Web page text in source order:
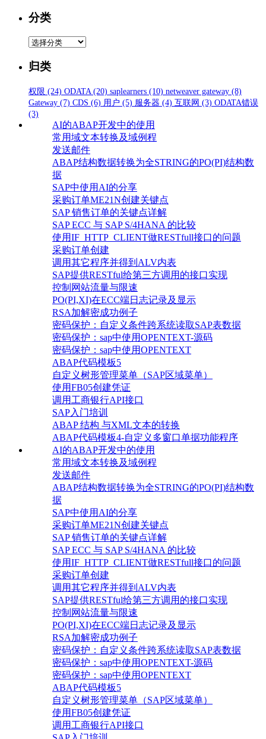
分类
分
归类
权限 (24) ODATA (20) saplearners (10) netweaver gateway (8)
Gateway (7) CDS (6) 用户 (5) 服务器 (4) 互联网 (3) ODATA错误
(3)
AI的ABAP开发中的使用
常用域文本转换及域例程
发送邮件
ABAP结构数据转换为全STRING的PO(PI)结构数
据
SAP中使用AI的分享
采购订单ME21N创建关键点
SAP 销售订单的关键点详解
SAP ECC 与 SAP S/4HANA 的比较
使用IF_HTTP_CLIENT做RESTfull接口的问题
采购订单创建
调用其它程序并得到ALV内表
SAP提供RESTful给第三方调用的接口实现
控制网站流量与限速
PO(PI,XI)在ECC端日志记录及显示
RSA加解密成功例子
密码保护：自定义条件跨系统读取SAP表数据
密码保护：sap中使用OPENTEXT-源码
密码保护：sap中使用OPENTEXT
ABAP代码模板5
自定义树形管理菜单（SAP区域菜单）
使用FB05创建凭证
调用工商银行API接口
SAP入门培训
ABAP 结构 与XML文本的转换
ABAP代码模板4-自定义多窗口单据功能程序
AI的ABAP开发中的使用
常用域文本转换及域例程
发送邮件
ABAP结构数据转换为全STRING的PO(PI)结构数
据
SAP中使用AI的分享
采购订单ME21N创建关键点
SAP 销售订单的关键点详解
SAP ECC 与 SAP S/4HANA 的比较
使用IF_HTTP_CLIENT做RESTfull接口的问题
采购订单创建
调用其它程序并得到ALV内表
SAP提供RESTful给第三方调用的接口实现
控制网站流量与限速
PO(PI,XI)在ECC端日志记录及显示
RSA加解密成功例子
密码保护：自定义条件跨系统读取SAP表数据
密码保护：sap中使用OPENTEXT-源码
密码保护：sap中使用OPENTEXT
ABAP代码模板5
自定义树形管理菜单（SAP区域菜单）
使用FB05创建凭证
调用工商银行API接口